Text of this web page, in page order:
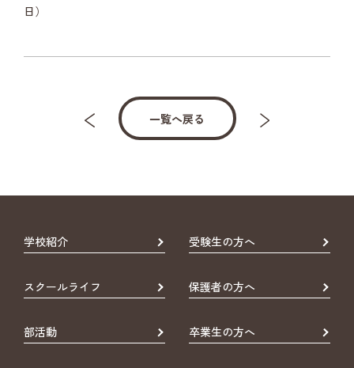
日）
一覧へ戻る
学校紹介 受験生の方へ
スクールライフ 保護者の方へ
部活動 卒業生の方へ